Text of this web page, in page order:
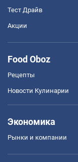
Тест Драйв
Акции
Food Oboz
Рецепты
Новости Кулинарии
Экономика
Рынки и компании